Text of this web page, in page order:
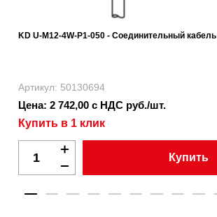
KD U-M12-4W-P1-050 - Соединительный кабель
Артикул: 50130694
Цена: 2 742,00 с НДС руб./шт.
Купить в 1 клик
Купить